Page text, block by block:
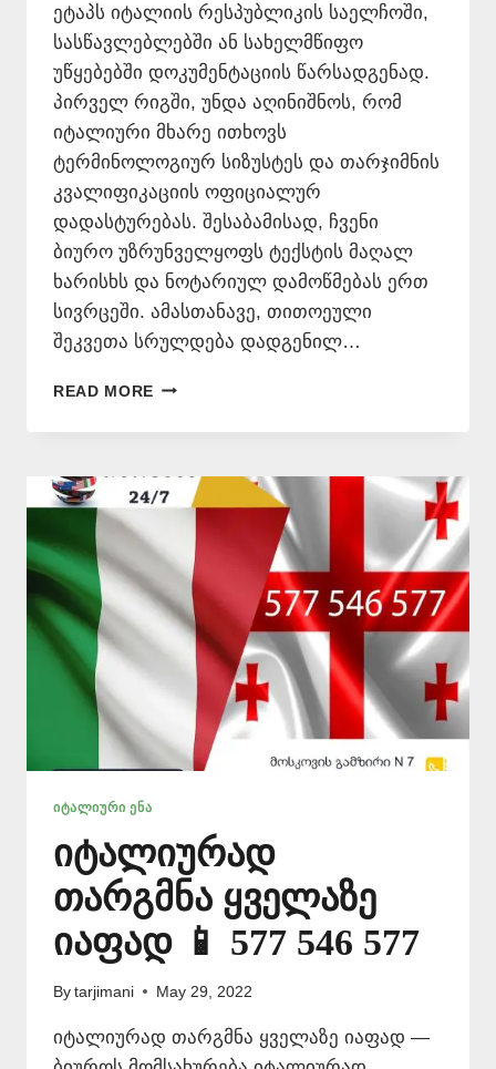
ეტაპს იტალიის რესპუბლიკის საელჩოში,
სასწავლებლებში ან სახელმწიფო
უწყებებში დოკუმენტაციის წარსადგენად.
პირველ რიგში, უნდა აღინიშნოს, რომ
იტალიური მხარე ითხოვს
ტერმინოლოგიურ სიზუსტეს და თარჯიმნის
კვალიფიკაციის ოფიციალურ
დადასტურებას. შესაბამისად, ჩვენი
ბიურო უზრუნველყოფს ტექსტის მაღალ
ხარისხს და ნოტარიულ დამოწმებას ერთ
სივრცეში. ამასთანავე, თითოეული
შეკვეთა სრულდება დადგენილ…
READ MORE ᲡᲐᲑᲣᲗᲔᲑᲘᲡ
ᲘᲢᲐᲚᲘᲣᲠᲐᲓ
577
546
ᲘᲢᲐᲚᲘᲣᲠᲘ ᲔᲜᲐ
იტალიურად
თარგმნა ყველაზე
იაფად 📱 577 546 577
By tarjimani May 29, 2022
იტალიურად თარგმნა ყველაზე იაფად —